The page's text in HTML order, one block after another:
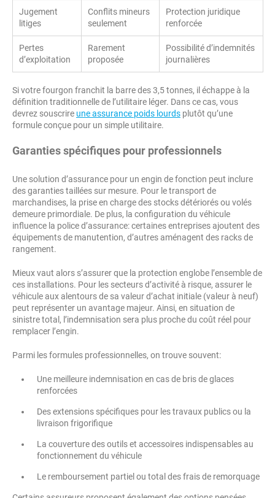
Jugement
litiges
Conflits mineurs
seulement
Protection juridique
renforcée
Pertes
d’exploitation
Rarement
proposée
Possibilité d’indemnités
journalières
Si votre fourgon franchit la barre des 3,5 tonnes, il échappe à la
définition traditionnelle de l’utilitaire léger. Dans ce cas, vous
devrez souscrire une assurance poids lourds plutôt qu’une
formule conçue pour un simple utilitaire.
Garanties spécifiques pour professionnels
Une solution d’assurance pour un engin de fonction peut inclure
des garanties taillées sur mesure. Pour le transport de
marchandises, la prise en charge des stocks détériorés ou volés
demeure primordiale. De plus, la configuration du véhicule
influence la police d’assurance: certaines entreprises ajoutent des
équipements de manutention, d’autres aménagent des racks de
rangement.
Mieux vaut alors s’assurer que la protection englobe l’ensemble de
ces installations. Pour les secteurs d’activité à risque, assurer le
véhicule aux alentours de sa valeur d’achat initiale (valeur à neuf)
peut représenter un avantage majeur. Ainsi, en situation de
sinistre total, l’indemnisation sera plus proche du coût réel pour
remplacer l’engin.
Parmi les formules professionnelles, on trouve souvent:
Une meilleure indemnisation en cas de bris de glaces
renforcées
Des extensions spécifiques pour les travaux publics ou la
livraison frigorifique
La couverture des outils et accessoires indispensables au
fonctionnement du véhicule
Le remboursement partiel ou total des frais de remorquage